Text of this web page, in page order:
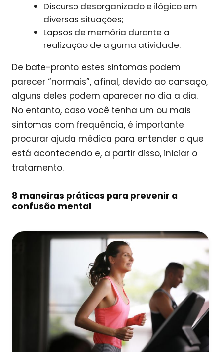
Discurso desorganizado e ilógico em
diversas situações;
Lapsos de memória durante a
realização de alguma atividade.
De bate-pronto estes sintomas podem
parecer “normais”, afinal, devido ao cansaço,
alguns deles podem aparecer no dia a dia.
No entanto, caso você tenha um ou mais
sintomas com frequência, é importante
procurar ajuda médica para entender o que
está acontecendo e, a partir disso, iniciar o
tratamento.
8 maneiras práticas para prevenir a
confusão mental